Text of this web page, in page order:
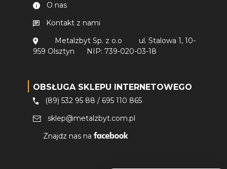
O nas
Kontakt z nami
Metalzbyt Sp. z o.o
ul. Stalowa 1, 10-
959 Olsztyn
NIP: 739-020-03-18
OBSŁUGA SKLEPU INTERNETOWEGO
(89) 532 95 88 / 695 110 865
sklep@metalzbyt.com.pl
Znajdz nas na